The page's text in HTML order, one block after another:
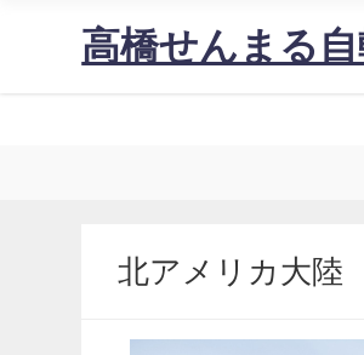
高橋せんまる
北アメリカ大陸